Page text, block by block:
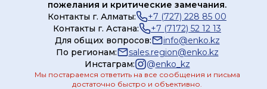
пожелания и критические замечания.
Контакты г. Алматы:
+7 (727) 228 85 00
Контакты г. Астана:
+7 (7172) 52 12 13
Для общих вопросов:
info@enko.kz
По регионам:
sales.region@enko.kz
Инстаграм:
@enko_kz
Мы постараемся ответить на все сообщения и письма
достаточно быстро и объективно.